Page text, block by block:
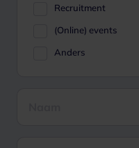
Recruitment
(Online) events
Anders